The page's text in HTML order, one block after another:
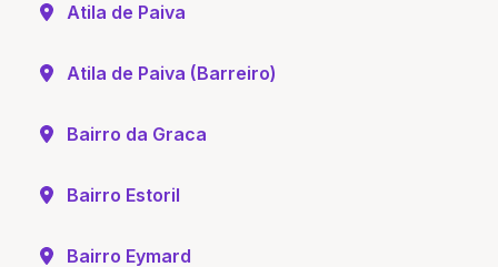
Atila de Paiva
Atila de Paiva (Barreiro)
Bairro da Graca
Bairro Estoril
Bairro Eymard